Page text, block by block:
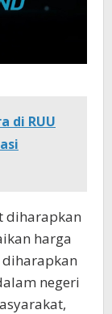
di RUU
diharapkan
harga
negeri